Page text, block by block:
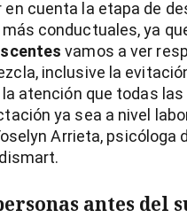
en cuenta la etapa de
conductuales, ya
vamos a ver
inclusive la
atención que todas
ya sea a nivel
Arrieta,
antes del